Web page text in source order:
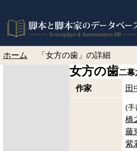
ホーム 「女方の歯」の詳細
女方の歯二
作家
田
(手
橋
藤
紫